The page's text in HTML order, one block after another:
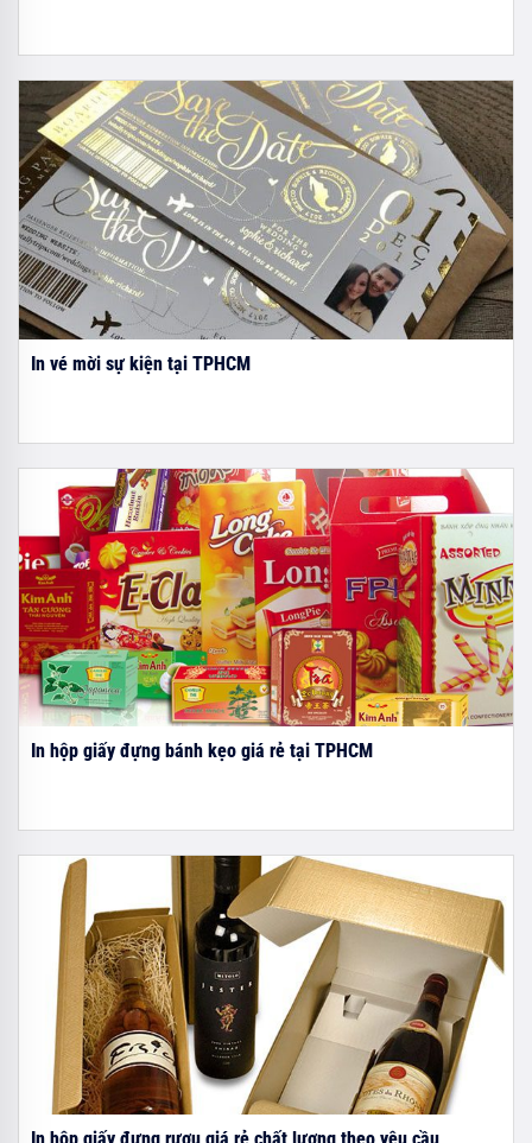
In vé mời sự kiện tại TPHCM
In hộp giấy đựng bánh kẹo giá rẻ tại TPHCM